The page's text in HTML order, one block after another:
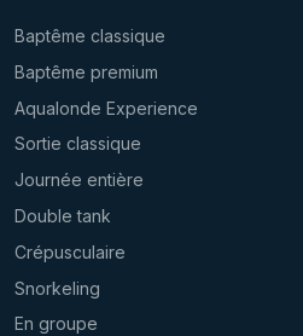
Baptême classique
Baptême premium
Aqualonde Experience
Sortie classique
Journée entière
Double tank
Crépusculaire
Snorkeling
En groupe